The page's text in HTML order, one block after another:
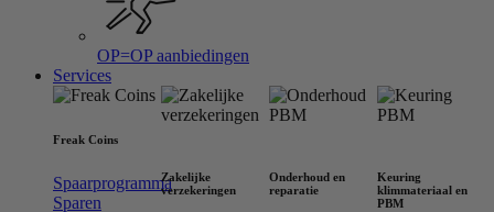
OP=OP aanbiedingen
Services
Freak Coins
Spaarprogramma
Sparen
Zakelijke
verzekeringen
Onderhoud en
reparatie
Keuring
klimmateriaal en
PBM